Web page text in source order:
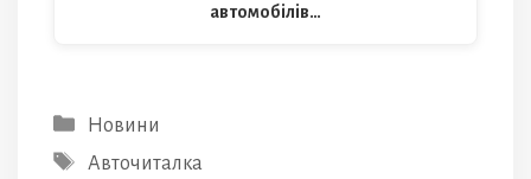
автомобілів…
Категорії
Новини
Позначки
Авточиталка